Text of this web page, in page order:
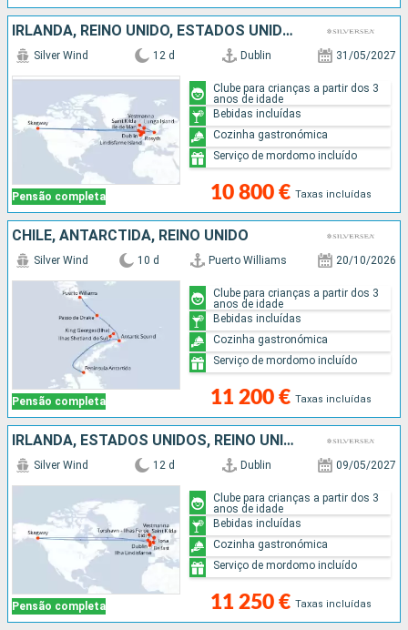
IRLANDA, REINO UNIDO, ESTADOS UNIDOS, FAROE (ILHAS)
Pensão completa
Silver Wind 12 d Dublin 31/05/2027
10 800 € Taxas incluídas
Clube para crianças a partir dos 3
anos de idade
Bebidas incluídas
Cozinha gastronómica
Serviço de mordomo incluído
CHILE, ANTARCTIDA, REINO UNIDO
Pensão completa
Silver Wind 10 d Puerto Williams 20/10/2026
11 200 € Taxas incluídas
Clube para crianças a partir dos 3
anos de idade
Bebidas incluídas
Cozinha gastronómica
Serviço de mordomo incluído
IRLANDA, ESTADOS UNIDOS, REINO UNIDO, FAROE (ILHAS), NORUEGA
Pensão completa
Silver Wind 12 d Dublin 09/05/2027
11 250 € Taxas incluídas
Clube para crianças a partir dos 3
anos de idade
Bebidas incluídas
Cozinha gastronómica
Serviço de mordomo incluído